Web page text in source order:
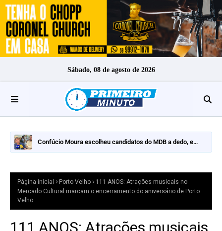
Sábado, 08 de agosto de 2026
Confúcio Moura escolheu candidatos do MDB a dedo, e
Página inicial Porto Velho
111 ANOS: Atrações musicais no
Mercado Cultural marcam o encerramento do aniversário de Porto
Velho
111 ANOS: Atrações musicais